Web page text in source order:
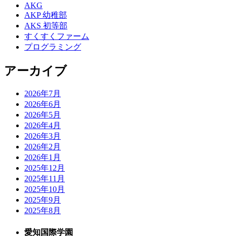
AKG
AKP 幼稚部
AKS 初等部
すくすくファーム
プログラミング
アーカイブ
2026年7月
2026年6月
2026年5月
2026年4月
2026年3月
2026年2月
2026年1月
2025年12月
2025年11月
2025年10月
2025年9月
2025年8月
愛知国際学園